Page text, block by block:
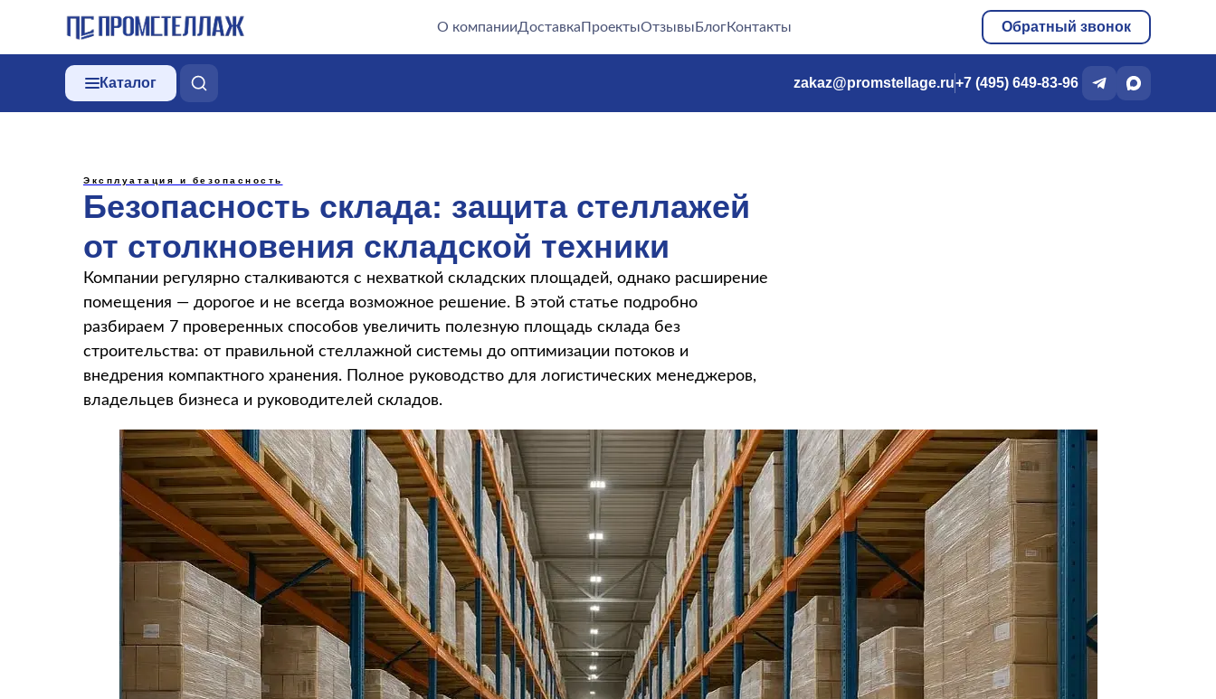
О компанииДоставкаПроектыОтзывыБлогКонтакты Обратный звонок
Каталог zakaz@promstellage.ru+7 (495) 649-83-96
Эксплуатация и безопасность
Безопасность склада: защита стеллажей
от столкновения складской техники
Компании регулярно сталкиваются с нехваткой складских площадей, однако расширение
помещения — дорогое и не всегда возможное решение. В этой статье подробно
разбираем 7 проверенных способов увеличить полезную площадь склада без
строительства: от правильной стеллажной системы до оптимизации потоков и
внедрения компактного хранения. Полное руководство для логистических менеджеров,
владельцев бизнеса и руководителей складов.